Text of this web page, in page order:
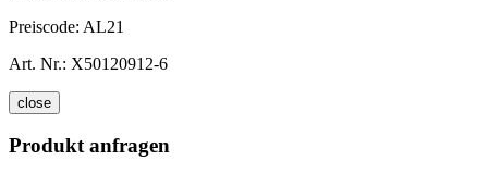
Preiscode: AL21
Art. Nr.: X50120912-6
close
Produkt anfragen